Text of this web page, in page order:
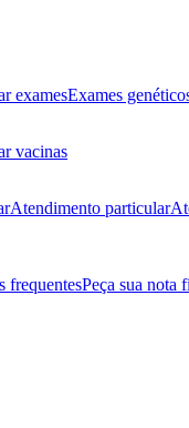
examesExames
vacinas
Atendimento particular
frequentesPeça sua nota